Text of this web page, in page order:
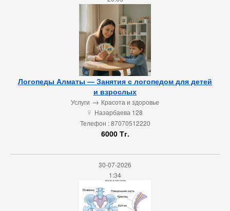
Логопеды Алматы — Занятия с логопедом для детей
и взрослых
Услуги → Красота и здоровье
u
Назарбаева 128
Телефон : 87070512220
6000 Тг.
30-07-2026
1:34